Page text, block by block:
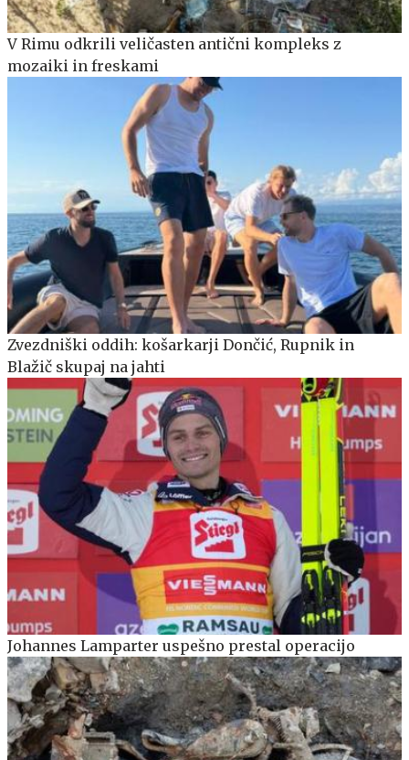
V Rimu odkrili veličasten antični kompleks z
mozaiki in freskami
Zvezdniški oddih: košarkarji Dončić, Rupnik in
Blažič skupaj na jahti
Johannes Lamparter uspešno prestal operacijo